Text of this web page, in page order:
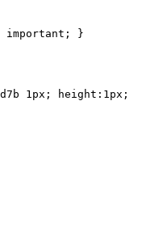
important; }